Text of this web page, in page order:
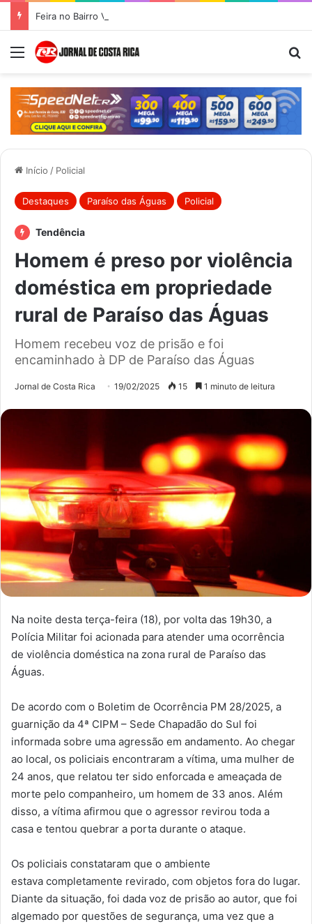
Menu
Início / Policial
Destaques Paraíso das Águas Policial
Tendência
Homem é preso por violência
doméstica em propriedade
rural de Paraíso das Águas
Homem recebeu voz de prisão e foi
encaminhado à DP de Paraíso das Águas
Jornal de Costa Rica 19/02/2025 15 1 minuto de leitura
Na noite desta terça-feira (18), por volta das 19h30, a
Polícia Militar foi acionada para atender uma ocorrência
de violência doméstica na zona rural de Paraíso das
Águas.
De acordo com o Boletim de Ocorrência PM 28/2025, a
guarnição da 4ª CIPM – Sede Chapadão do Sul foi
informada sobre uma agressão em andamento. Ao chegar
ao local, os policiais encontraram a vítima, uma mulher de
24 anos, que relatou ter sido enforcada e ameaçada de
morte pelo companheiro, um homem de 33 anos. Além
disso, a vítima afirmou que o agressor revirou toda a
casa e tentou quebrar a porta durante o ataque.
Os policiais constataram que o ambiente
estava completamente revirado, com objetos fora do lugar.
Diante da situação, foi dada voz de prisão ao autor, que foi
algemado por questões de segurança, uma vez que a